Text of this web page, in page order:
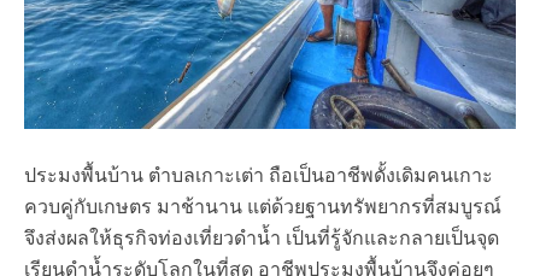
ประมงพื้นบ้าน ตำบลเกาะเต่า ถือเป็นอาชีพดั้งเดิมคนเกาะ
ควบคู่กับเกษตร มาช้านาน แต่ด้วยฐานทรัพยากรที่สมบูรณ์
จึงส่งผลให้ธุรกิจท่องเที่ยวดำน้ำ เป็นที่รู้จักและกลายเป็นจุด
เรียนดำน้ำระดับโลกในที่สุด อาชีพประมงพื้นบ้านจึงค่อยๆ